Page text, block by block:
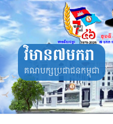
Skip
to
content
វិមាន៧មករា
គណបក្សប្រជាជនកម្ពុជា